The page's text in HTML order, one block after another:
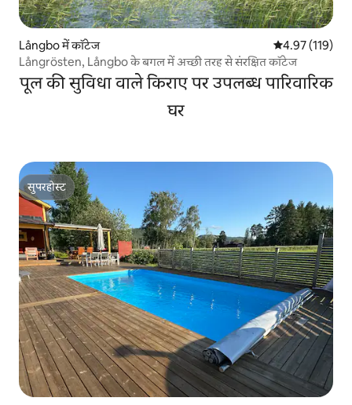
Långbo में कॉटेज औसत रेटिंग 5 में से
4.97 (119)
Långrösten, Långbo के बगल में अच्छी तरह से संरक्षित कॉटेज
पूल की सुविधा वाले किराए पर उपलब्ध पारिवारिक
घर
सुपरहोस्ट
सुपरहोस्ट